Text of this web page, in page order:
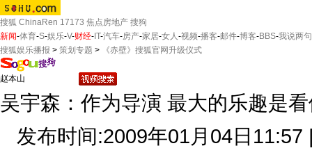
搜狐 ChinaRen 17173 焦点房地产 搜狗
新闻-体育-S-娱乐-V-财经- IT-汽车-房产-家居-女人-视频-播客-邮件-博客-BBS-我说两句
搜狐娱乐播报 > 策划专题 > 《赤壁》搜狐官网升级仪式
吴宇森：作为导演 最大的乐趣是
发布时间:2009年01月04日